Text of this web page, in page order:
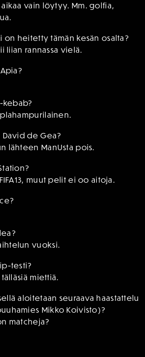
vain löytyy. Mm. golfia,
on heitetty tämän kesän osalta?
liian rannassa vielä.
kebab?
David de Gea?
lähteen ManUsta pois.
muut pelit ei oo aitoja.
vuoksi.
testi?
miettiä.
aloitetaan seuraava haastattelu
Mikko Koivisto)?
matcheja?